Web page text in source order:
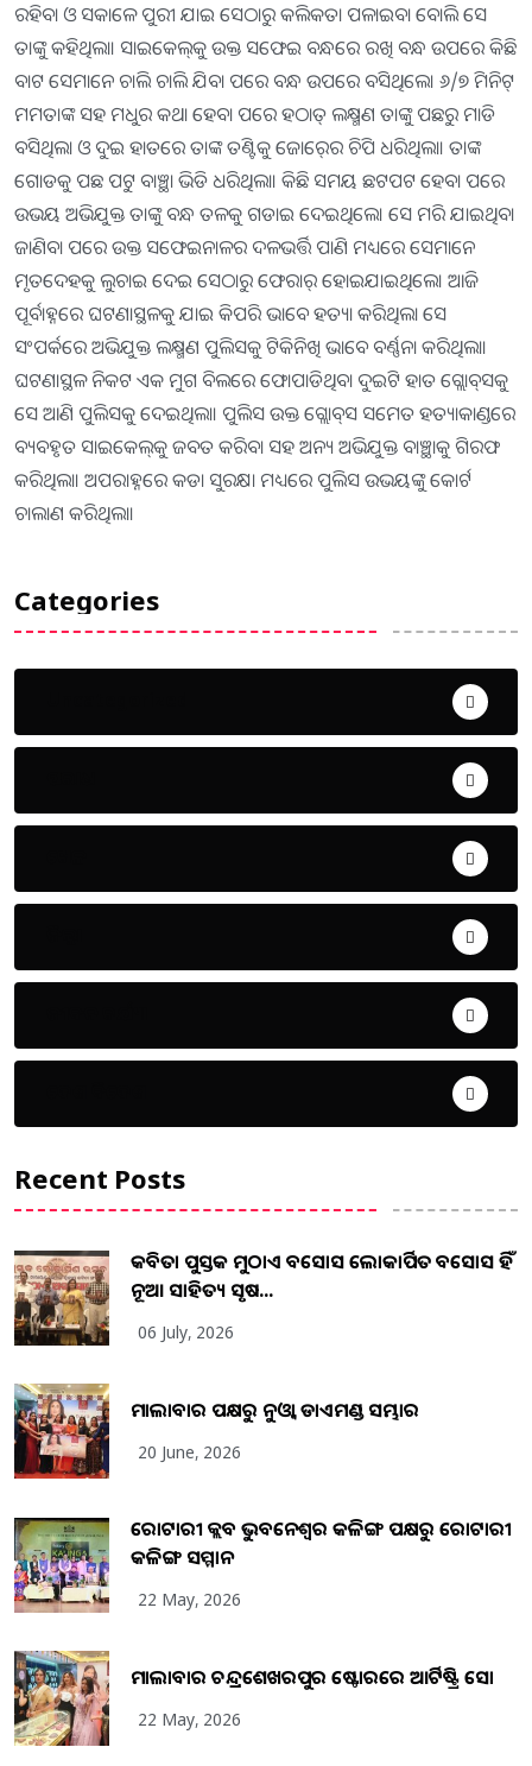
ରହିବା ଓ ସକାଳେ ପୁରୀ ଯାଇ ସେଠାରୁ କଲିକତା ପଳାଇବା ବୋଲି ସେ
ତାଙ୍କୁ କହିଥିଲା। ସାଇକେଲ୍‍କୁ ଉକ୍ତ ସଫେଇ ବନ୍ଧରେ ରଖି ବନ୍ଧ ଉପରେ କିଛି
ବାଟ ସେମାନେ ଚାଲି ଚାଲି ଯିବା ପରେ ବନ୍ଧ ଉପରେ ବସିଥିଲେ। ୬/୭ ମିନିଟ୍‍
ମମତାଙ୍କ ସହ ମଧୁର କଥା ହେବା ପରେ ହଠାତ୍‍ ଲକ୍ଷ୍ମଣ ତାଙ୍କୁ ପଛରୁ ମାଡି
ବସିଥିଲା ଓ ଦୁଇ ହାତରେ ତାଙ୍କ ତଣ୍ଟିକୁ ଜୋର୍‍ରେ ଚିପି ଧରିଥିଲା। ତାଙ୍କ
ଗୋଡକୁ ପଛ ପଟୁ ବାଞ୍ଛା ଭିଡି ଧରିଥିଲା। କିଛି ସମୟ ଛଟପଟ ହେବା ପରେ
ଉଭୟ ଅଭିଯୁକ୍ତ ତାଙ୍କୁ ବନ୍ଧ ତଳକୁ ଗଡାଇ ଦେଇଥିଲେ। ସେ ମରି ଯାଇଥିବା
ଜାଣିବା ପରେ ଉକ୍ତ ସଫେଇନାଳର ଦଳଭର୍ତ୍ତି ପାଣି ମଧ୍ୟରେ ସେମାନେ
ମୃତଦେହକୁ ଲୁଚାଇ ଦେଇ ସେଠାରୁ ଫେରାର୍‍ ହୋଇଯାଇଥିଲେ। ଆଜି
ପୂର୍ବାହ୍ନରେ ଘଟଣାସ୍ଥଳକୁ ଯାଇ କିପରି ଭାବେ ହତ୍ୟା କରିଥିଲା ସେ
ସଂପର୍କରେ ଅଭିଯୁକ୍ତ ଲକ୍ଷ୍ମଣ ପୁଲିସକୁ ଟିକିନିଖି ଭାବେ ବର୍ଣ୍ଣନା କରିଥିଲା।
ଘଟଣାସ୍ଥଳ ନିକଟ ଏକ ମୁଗ ବିଲରେ ଫୋପାଡିଥିବା ଦୁଇଟି ହାତ ଗ୍ଲୋବ୍‍ସକୁ
ସେ ଆଣି ପୁଲିସକୁ ଦେଇଥିଲା। ପୁଲିସ ଉକ୍ତ ଗ୍ଲୋବ୍‍ସ ସମେତ ହତ୍ୟାକାଣ୍ଡରେ
ବ୍ୟବହୃତ ସାଇକେଲ୍‍କୁ ଜବତ କରିବା ସହ ଅନ୍ୟ ଅଭିଯୁକ୍ତ ବାଞ୍ଛାକୁ ଗିରଫ
କରିଥିଲା। ଅପରାହ୍ନରେ କଡା ସୁରକ୍ଷା ମଧ୍ୟରେ ପୁଲିସ ଉଭୟଙ୍କୁ କୋର୍ଟ
ଚାଲାଣ କରିଥିଲା।
Categories
Recent Posts
କବିତା ପୁସ୍ତକ ମୁଠାଏ ଅବସୋସ ଲୋକାର୍ପିତ ଅବସୋସ ହିଁ
ନୂଆ ସାହିତ୍ୟ ସୃଷ...
06 July, 2026
ମାଲାବାର ପକ୍ଷରୁ ନୁଓ୍ବା ଡାଏମଣ୍ଡ ସମ୍ଭାର
20 June, 2026
ରୋଟାରୀ କ୍ଲବ ଭୁବନେଶ୍ୱର କଳିଙ୍ଗ ପକ୍ଷରୁ ରୋଟାରୀ
କଳିଙ୍ଗ ସମ୍ମାନ
22 May, 2026
ମାଲାବାର ଚନ୍ଦ୍ରଶେଖରପୁର ଷ୍ଟୋରରେ ଆର୍ଟିଷ୍ଟ୍ରି ସୋ
22 May, 2026